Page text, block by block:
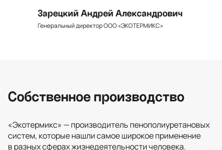
Зарецкий Андрей Александрович
Генеральный директор ООО «ЭКОТЕРМИКС»
Собственное производство
«Экотермикс» — производитель пенополиуретановых
систем, которые нашли самое широкое применение
в разных сферах жизнедеятельности человека.